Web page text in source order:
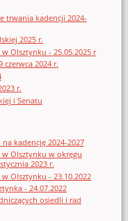
trwania kadencji 2024-
2025 r.
Olsztynku - 25.05.2025 r
2024 r.
r.
i Senatu
kadencję 2024-2027
w Olsztynku w okręgu
2023 r.
Olsztynku - 23.10.2022
- 24.07.2022
osiedli i rad